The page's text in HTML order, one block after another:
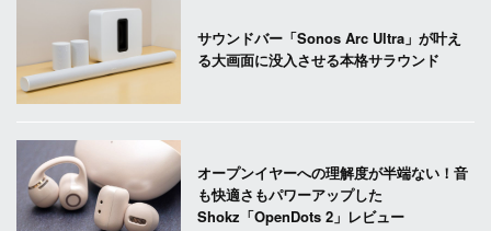
サウンドバー「Sonos Arc Ultra」が叶え
る大画面に没入させる本格サラウンド
オープンイヤーへの理解度が半端ない！音
も快適さもパワーアップした
Shokz「OpenDots 2」レビュー